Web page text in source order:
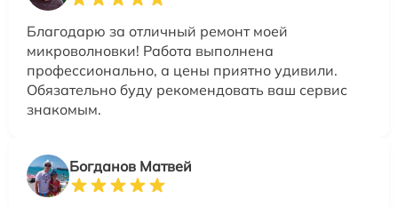
Благодарю за отличный ремонт моей
микроволновки! Работа выполнена
профессионально, а цены приятно удивили.
Обязательно буду рекомендовать ваш сервис
знакомым.
Богданов Матвей